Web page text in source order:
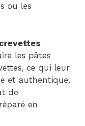
ou les
les pâtes
ce qui leur
et authentique.
de
en